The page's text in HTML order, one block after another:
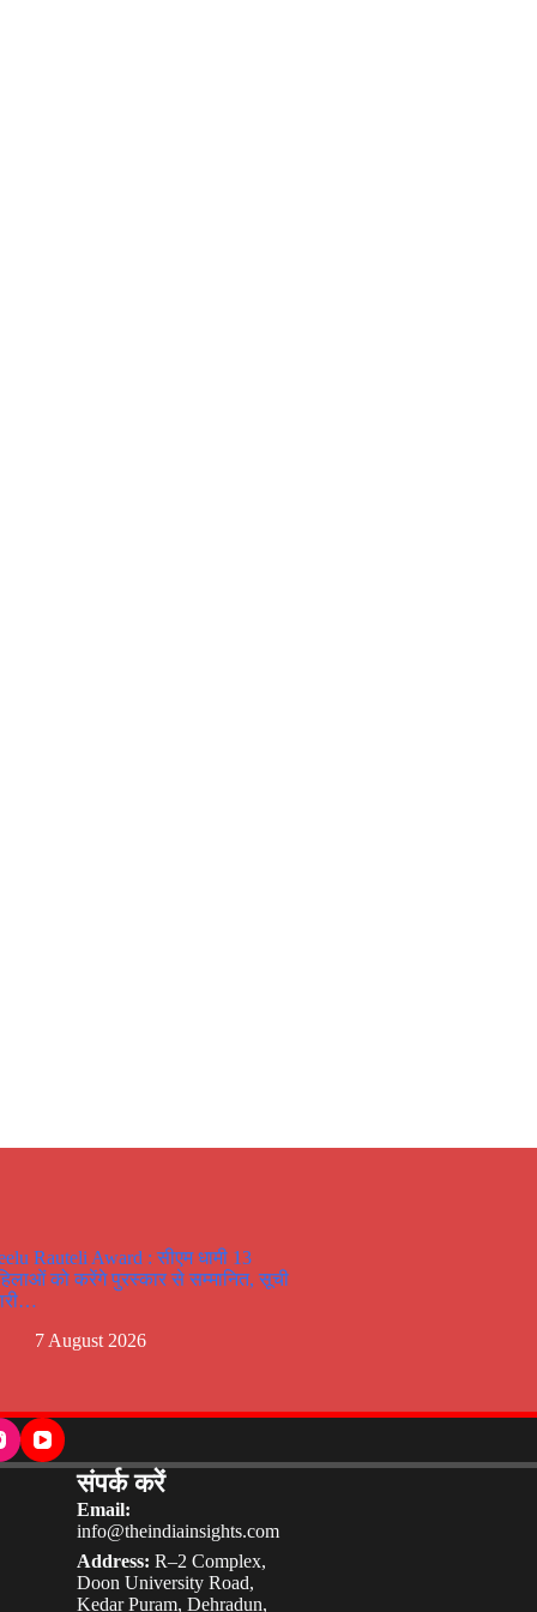
Rauteli Award : सीएम धामी 13
को करेंगे पुरस्कार से सम्मानित, सूची
7 August 2026
संपर्क करें
Email:
info@theindiainsights.com
Address: R–2 Complex,
Doon University Road,
Kedar Puram, Dehradun,